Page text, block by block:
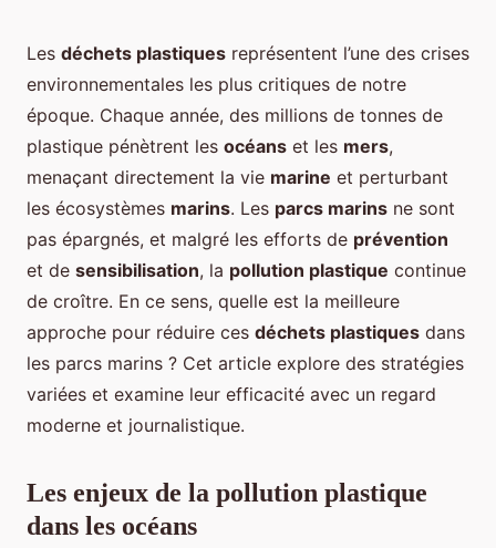
Les déchets plastiques représentent l’une des crises
environnementales les plus critiques de notre
époque. Chaque année, des millions de tonnes de
plastique pénètrent les océans et les mers,
menaçant directement la vie marine et perturbant
les écosystèmes marins. Les parcs marins ne sont
pas épargnés, et malgré les efforts de prévention
et de sensibilisation, la pollution plastique continue
de croître. En ce sens, quelle est la meilleure
approche pour réduire ces déchets plastiques dans
les parcs marins ? Cet article explore des stratégies
variées et examine leur efficacité avec un regard
moderne et journalistique.
Les enjeux de la pollution plastique
dans les océans